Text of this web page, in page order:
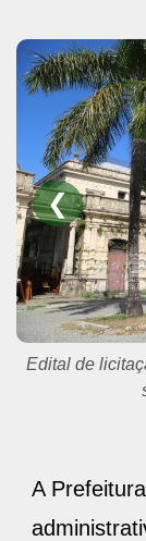
❮
Prefeito
arquiteto
A